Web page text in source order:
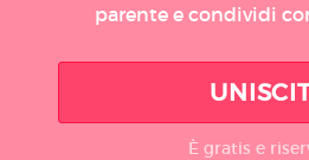
parente e condividi
È gratis e